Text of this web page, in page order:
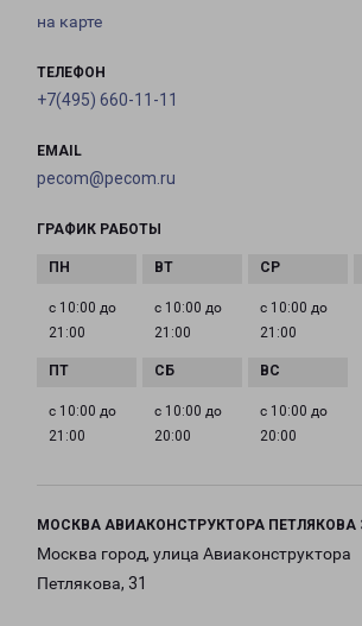
на карте
ТЕЛЕФОН
+7(495) 660-11-11
EMAIL
pecom@pecom.ru
ГРАФИК РАБОТЫ
с 10:00 до
21:00
с 10:00 до
21:00
с 10:00 до
21:00
с 10:00 до
21:00
с 10:00 до
20:00
с 10:00 до
20:00
МОСКВА АВИАКОНСТРУКТОРА ПЕТЛЯКОВА
Москва город, улица Авиаконструктора
Петлякова, 31